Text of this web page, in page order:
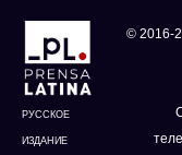
РУССКОЕ
ИЗДАНИЕ
© 2016-